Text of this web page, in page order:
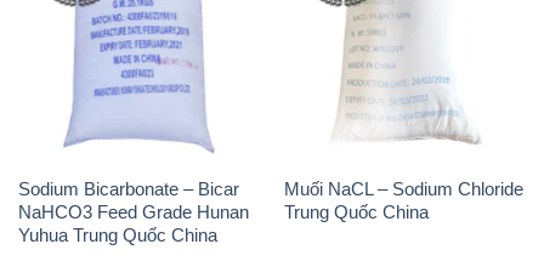
Sodium Bicarbonate – Bicar
NaHCO3 Feed Grade Hunan
Yuhua Trung Quốc China
Muối NaCL – Sodium Chloride
Trung Quốc China